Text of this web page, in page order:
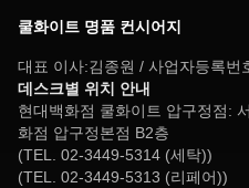
쿨화이트 명품 컨시어지
대표 이사:김종원 / 사업자등록번
데스크별 위치 안내
현대백화점 쿨화이트 압구정점:
화점 압구정본점 B2층
(TEL. 02-3449-5314 (세탁))
(TEL. 02-3449-5313 (리페어))